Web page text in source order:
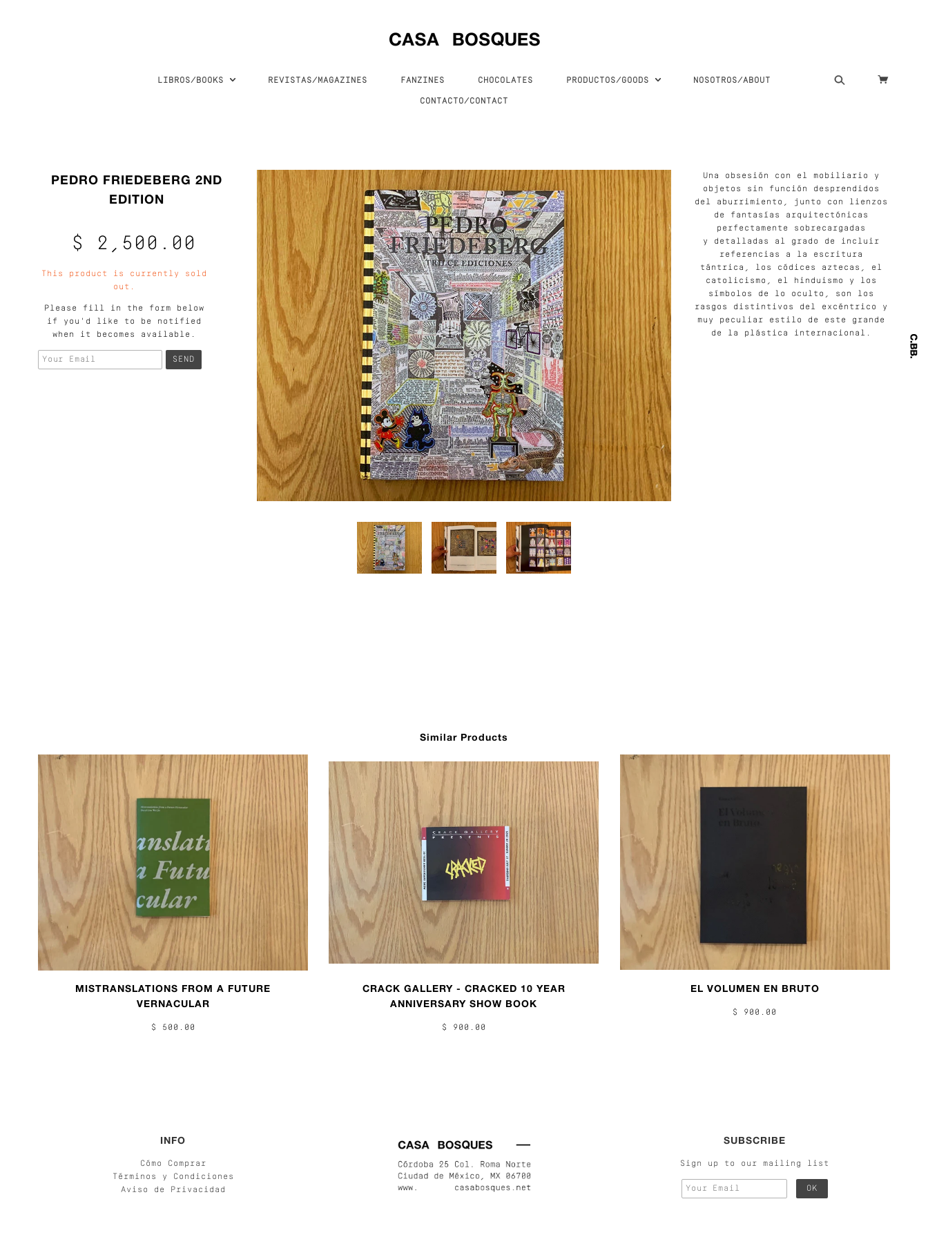
LIBROS/BOOKS REVISTAS/MAGAZINES FANZINES CHOCOLATES PRODUCTOS/GOODS NOSOTROS/ABOUT
CONTACTO/CONTACT
PEDRO FRIEDEBERG 2ND
EDITION
$ 2,500.00
This product is currently sold
out.
Please fill in the form below
if you'd like to be notified
when it becomes available.
Una obsesión con el mobiliario y
objetos sin función desprendidos
del aburrimiento, junto con lienzos
de fantasías arquitectónicas
perfectamente sobrecargadas
y detalladas al grado de incluir
referencias a la escritura
tántrica, los códices aztecas, el
catolicismo, el hinduismo y los
símbolos de lo oculto, son los
rasgos distintivos del excéntrico y
muy peculiar estilo de este grande
de la plástica internacional.
Similar Products
MISTRANSLATIONS FROM A FUTURE
VERNACULAR
$ 500.00
CRACK GALLERY - CRACKED 10 YEAR
ANNIVERSARY SHOW BOOK
$ 900.00
EL VOLUMEN EN BRUTO
$ 900.00
INFO
Cómo Comprar
Términos y Condiciones
Aviso de Privacidad
SUBSCRIBE
Sign up to our mailing list